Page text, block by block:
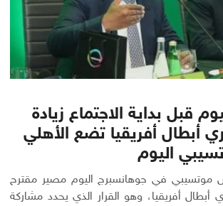
قبل بداية الاجتماع زيادة
أبطال أفريقيا تضع الأهلي
اليوم
موتسيبي في جوهانسبرج اليوم مصير مقترح
أبطال أفريقيا، وهو القرار الذي يحدد مشاركة